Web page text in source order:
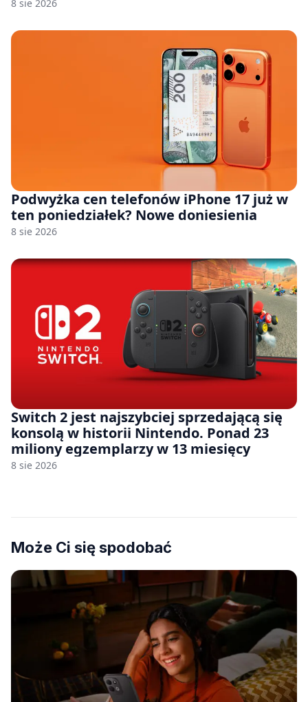
8 sie 2026
Podwyżka cen telefonów iPhone 17 już w
ten poniedziałek? Nowe doniesienia
8 sie 2026
Switch 2 jest najszybciej sprzedającą się
konsolą w historii Nintendo. Ponad 23
miliony egzemplarzy w 13 miesięcy
8 sie 2026
Może Ci się spodobać